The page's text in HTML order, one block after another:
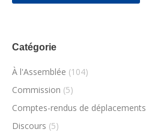
Catégorie
À l'Assemblée (104)
Commission (5)
Comptes-rendus de déplacements
Discours (5)